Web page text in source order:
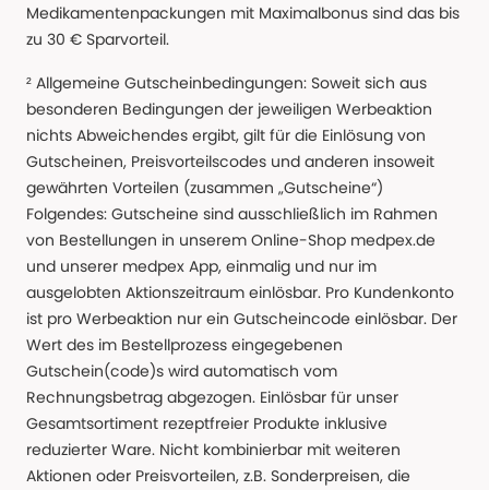
Medikamentenpackungen mit Maximalbonus sind das bis
zu 30 € Sparvorteil.
² Allgemeine Gutscheinbedingungen: Soweit sich aus
besonderen Bedingungen der jeweiligen Werbeaktion
nichts Abweichendes ergibt, gilt für die Einlösung von
Gutscheinen, Preisvorteilscodes und anderen insoweit
gewährten Vorteilen (zusammen „Gutscheine“)
Folgendes: Gutscheine sind ausschließlich im Rahmen
von Bestellungen in unserem Online-Shop medpex.de
und unserer medpex App, einmalig und nur im
ausgelobten Aktionszeitraum einlösbar. Pro Kundenkonto
ist pro Werbeaktion nur ein Gutscheincode einlösbar. Der
Wert des im Bestellprozess eingegebenen
Gutschein(code)s wird automatisch vom
Rechnungsbetrag abgezogen. Einlösbar für unser
Gesamtsortiment rezeptfreier Produkte inklusive
reduzierter Ware. Nicht kombinierbar mit weiteren
Aktionen oder Preisvorteilen, z.B. Sonderpreisen, die